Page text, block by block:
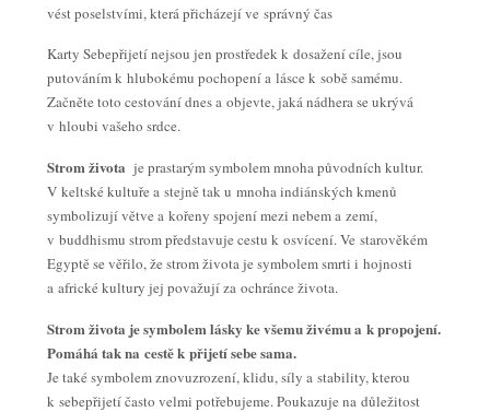
vést poselstvími, která přicházejí ve správný čas
Karty Sebepřijetí nejsou jen prostředek k dosažení cíle, jsou
putováním k hlubokému pochopení a lásce k sobě samému.
Začněte toto cestování dnes a objevte, jaká nádhera se ukrývá
v hloubi vašeho srdce.
Strom života je prastarým symbolem mnoha původních kultur.
V keltské kultuře a stejně tak u mnoha indiánských kmenů
symbolizují větve a kořeny spojení mezi nebem a zemí,
v buddhismu strom představuje cestu k osvícení. Ve starověkém
Egyptě se věřilo, že strom života je symbolem smrti i hojnosti
a africké kultury jej považují za ochránce života.
Strom života je symbolem lásky ke všemu živému a k propojení.
Pomáhá tak na cestě k přijetí sebe sama.
Je také symbolem znovuzrození, klidu, síly a stability, kterou
k sebepřijetí často velmi potřebujeme. Poukazuje na důležitost